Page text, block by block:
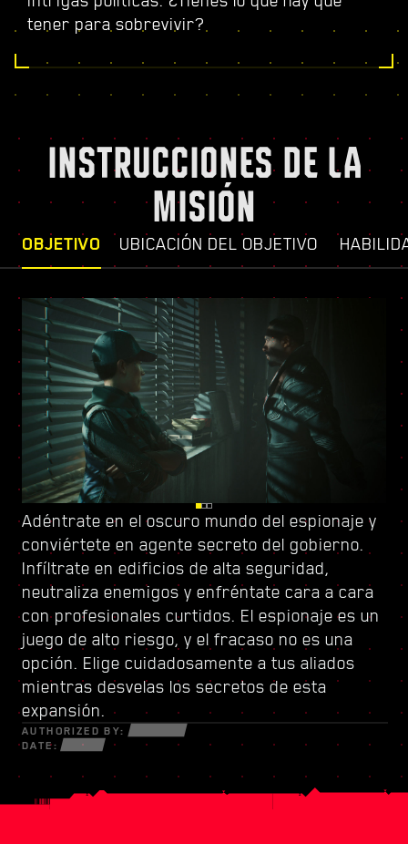
tener para sobrevivir?
INSTRUCCIONES DE LA
MISIÓN
OBJETIVO UBICACIÓN DEL OBJETIVO
Adéntrate en el oscuro mundo del espionaje y
conviértete en agente secreto del gobierno.
Infíltrate en edificios de alta seguridad,
neutraliza enemigos y enfréntate cara a cara
con profesionales curtidos. El espionaje es un
juego de alto riesgo, y el fracaso no es una
opción. Elige cuidadosamente a tus aliados
mientras desvelas los secretos de esta
expansión.
AUTHORIZED BY:
DATE:
Vigila tus espaldas en Dogtown, una urbe en
ruinas dentro de otra urbe controlada por
una milicia de gatillo fácil. Sus derruidas
estructuras están repletas de secretos y
oportunidades para aquellos que estén
dispuestos a todo. Dentro de sus muros,
descubrirás encargos y misiones de alta
intensidad con más cosas en juego que nunca.
Sube el listón con
un nuevo árbol de habilidadesy conforma un
estilo de juego único. Usa todas las nuevas
armas y piezas de ciberware a tu disposición
para sobrevivir en un mundo fracturado de
estafadores desesperados, astutos
netrunners y mercenarios sin escrúpulos
dispuestos a todo por el dinero y el poder.